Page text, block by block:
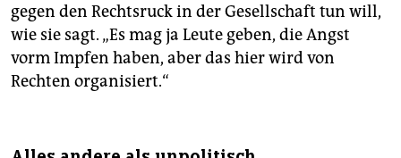
gegen den Rechtsruck in der Gesellschaft tun will,
wie sie sagt. „Es mag ja Leute geben, die Angst
vorm Impfen haben, aber das hier wird von
Rechten organisiert.“